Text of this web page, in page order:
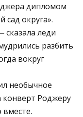
дипломом
сад округа».
леди
разбить
вокруг
необычное
конверт Роджеру